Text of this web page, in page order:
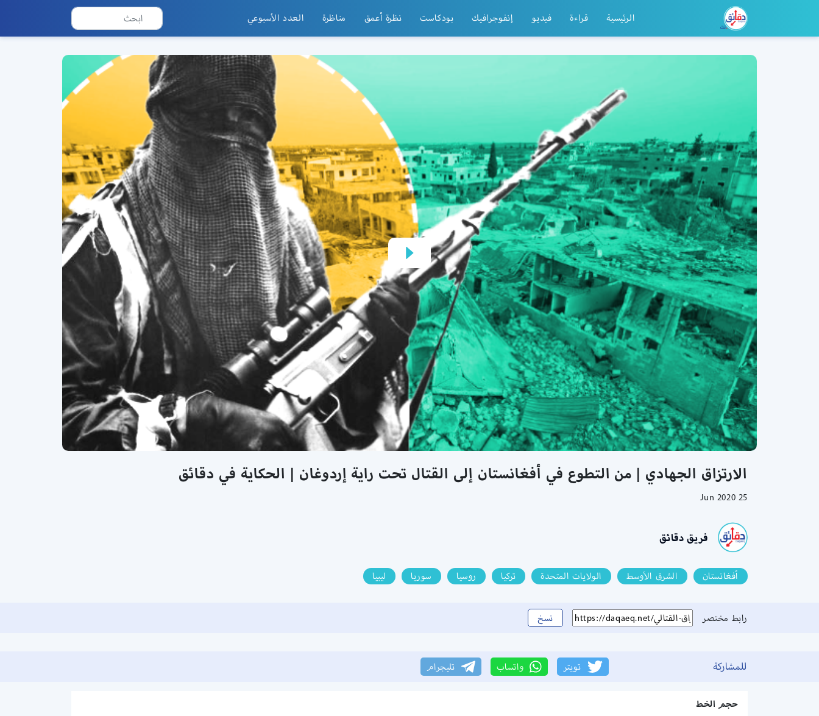
الرئيسية قراءة فيديو إنفوجرافيك بودكاست نظرة أعمق مناظرة العدد الأسبوعي
الارتزاق الجهادي | من التطوع في أفغانستان إلى القتال تحت راية إردوغان | الحكاية في دقائق
25 Jun 2020
فريق دقائق
أفغانستان الشرق الأوسط الولايات المتحدة تركيا روسيا سوريا ليبيا
رابط مختصر نسخ
للمشاركة تويتر واتساب تليجرام
حجم الخط